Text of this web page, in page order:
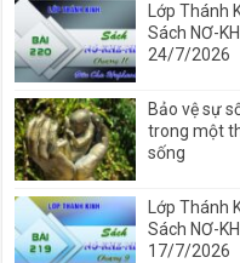
Lớp Thánh
Sách NƠ-
24/7/2026
Bảo vệ sự
trong một
sống
Lớp Thánh
Sách NƠ-
17/7/2026